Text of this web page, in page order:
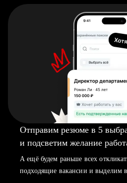
Отправим резюме в 5
и подсветим желание
А ещё будем раньше всех
подходящие вакансии и выделим